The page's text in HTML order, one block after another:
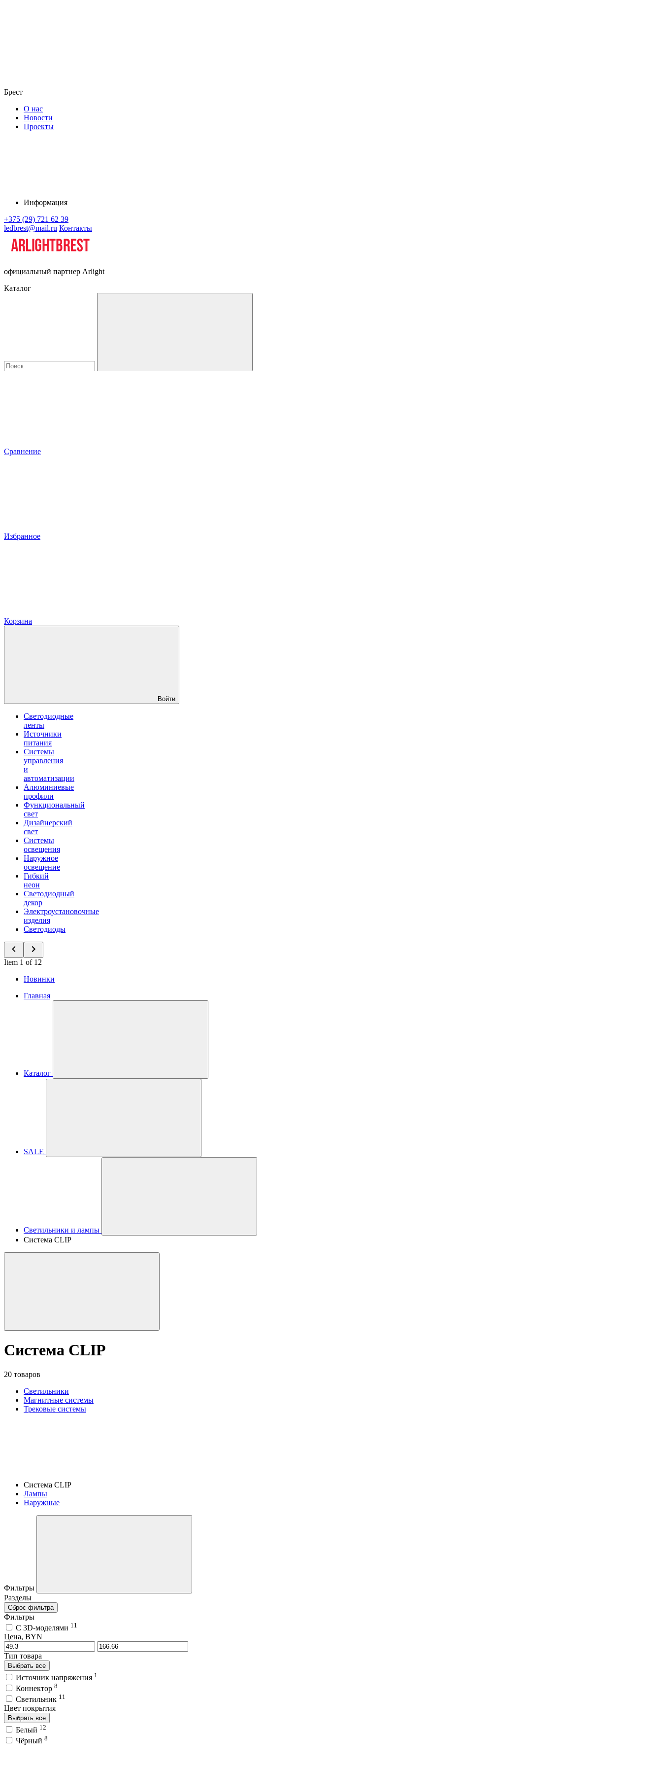
Брест
О нас
Новости
Проекты
Информация
+375 (29) 721 62 39
ledbrest@mail.ru Контакты
официальный партнер Arlight
Каталог
Сравнение
Избранное
Корзина
Войти
Светодиодные
ленты
Источники
питания
Системы
управления
и
автоматизации
Алюминиевые
профили
Функциональный
свет
Дизайнерский
свет
Системы
освещения
Наружное
освещение
Гибкий
неон
Светодиодный
декор
Электроустановочные
изделия
Светодиоды
Item 1 of 12
Новинки
Главная
Каталог
SALE
Светильники и лампы
Система CLIP
Система CLIP
20 товаров
Светильники
Магнитные системы
Трековые системы
Система CLIP
Лампы
Наружные
Фильтры
Разделы
Сброс фильтра
Фильтры
C 3D-моделями 11
Цена, BYN
Тип товара
Выбрать все
Источник напряжения 1
Коннектор 8
Светильник 11
Цвет покрытия
Выбрать все
Белый 12
Чёрный 8